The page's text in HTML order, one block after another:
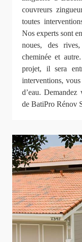
couvreurs
toutes
Nos experts sont
noues, des
cheminée et
projet, il sera
interventions,
d’eau.
de BatiPro Rénov